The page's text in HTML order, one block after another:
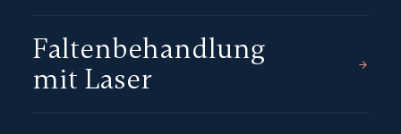
Faltenbehandlung
mit Laser